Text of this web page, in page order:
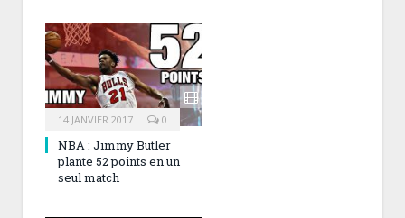
14 JANVIER 2017 0
NBA : Jimmy Butler
plante 52 points en un
seul match